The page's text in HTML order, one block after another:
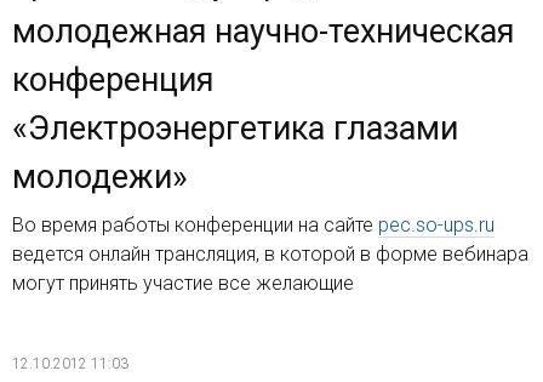
молодежная научно-техническая
конференция
«Электроэнергетика глазами
молодежи»
Во время работы конференции на сайте pec.so-ups.ru
ведется онлайн трансляция, в которой в форме вебинара
могут принять участие все желающие
12.10.2012 11:03